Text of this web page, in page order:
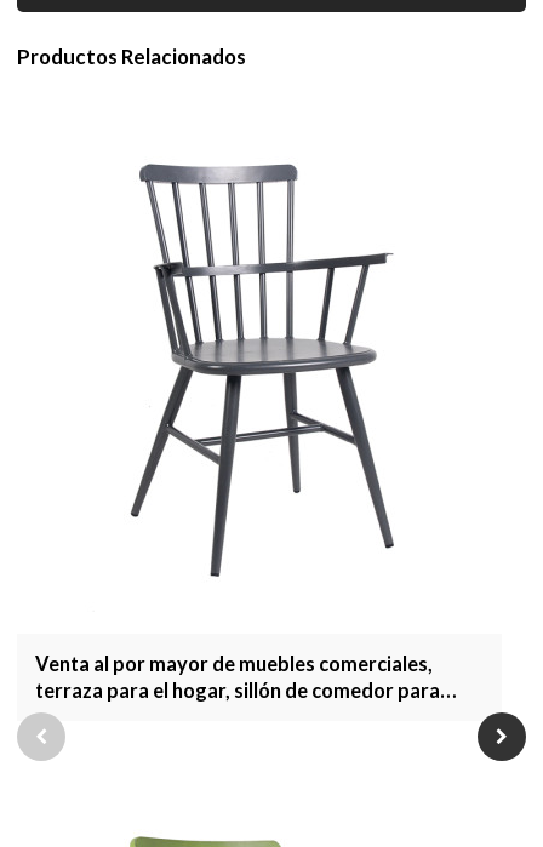
Productos Relacionados
Venta al por mayor de muebles comerciales,
terraza para el hogar, sillón de comedor para
jardín, muebles de exterior